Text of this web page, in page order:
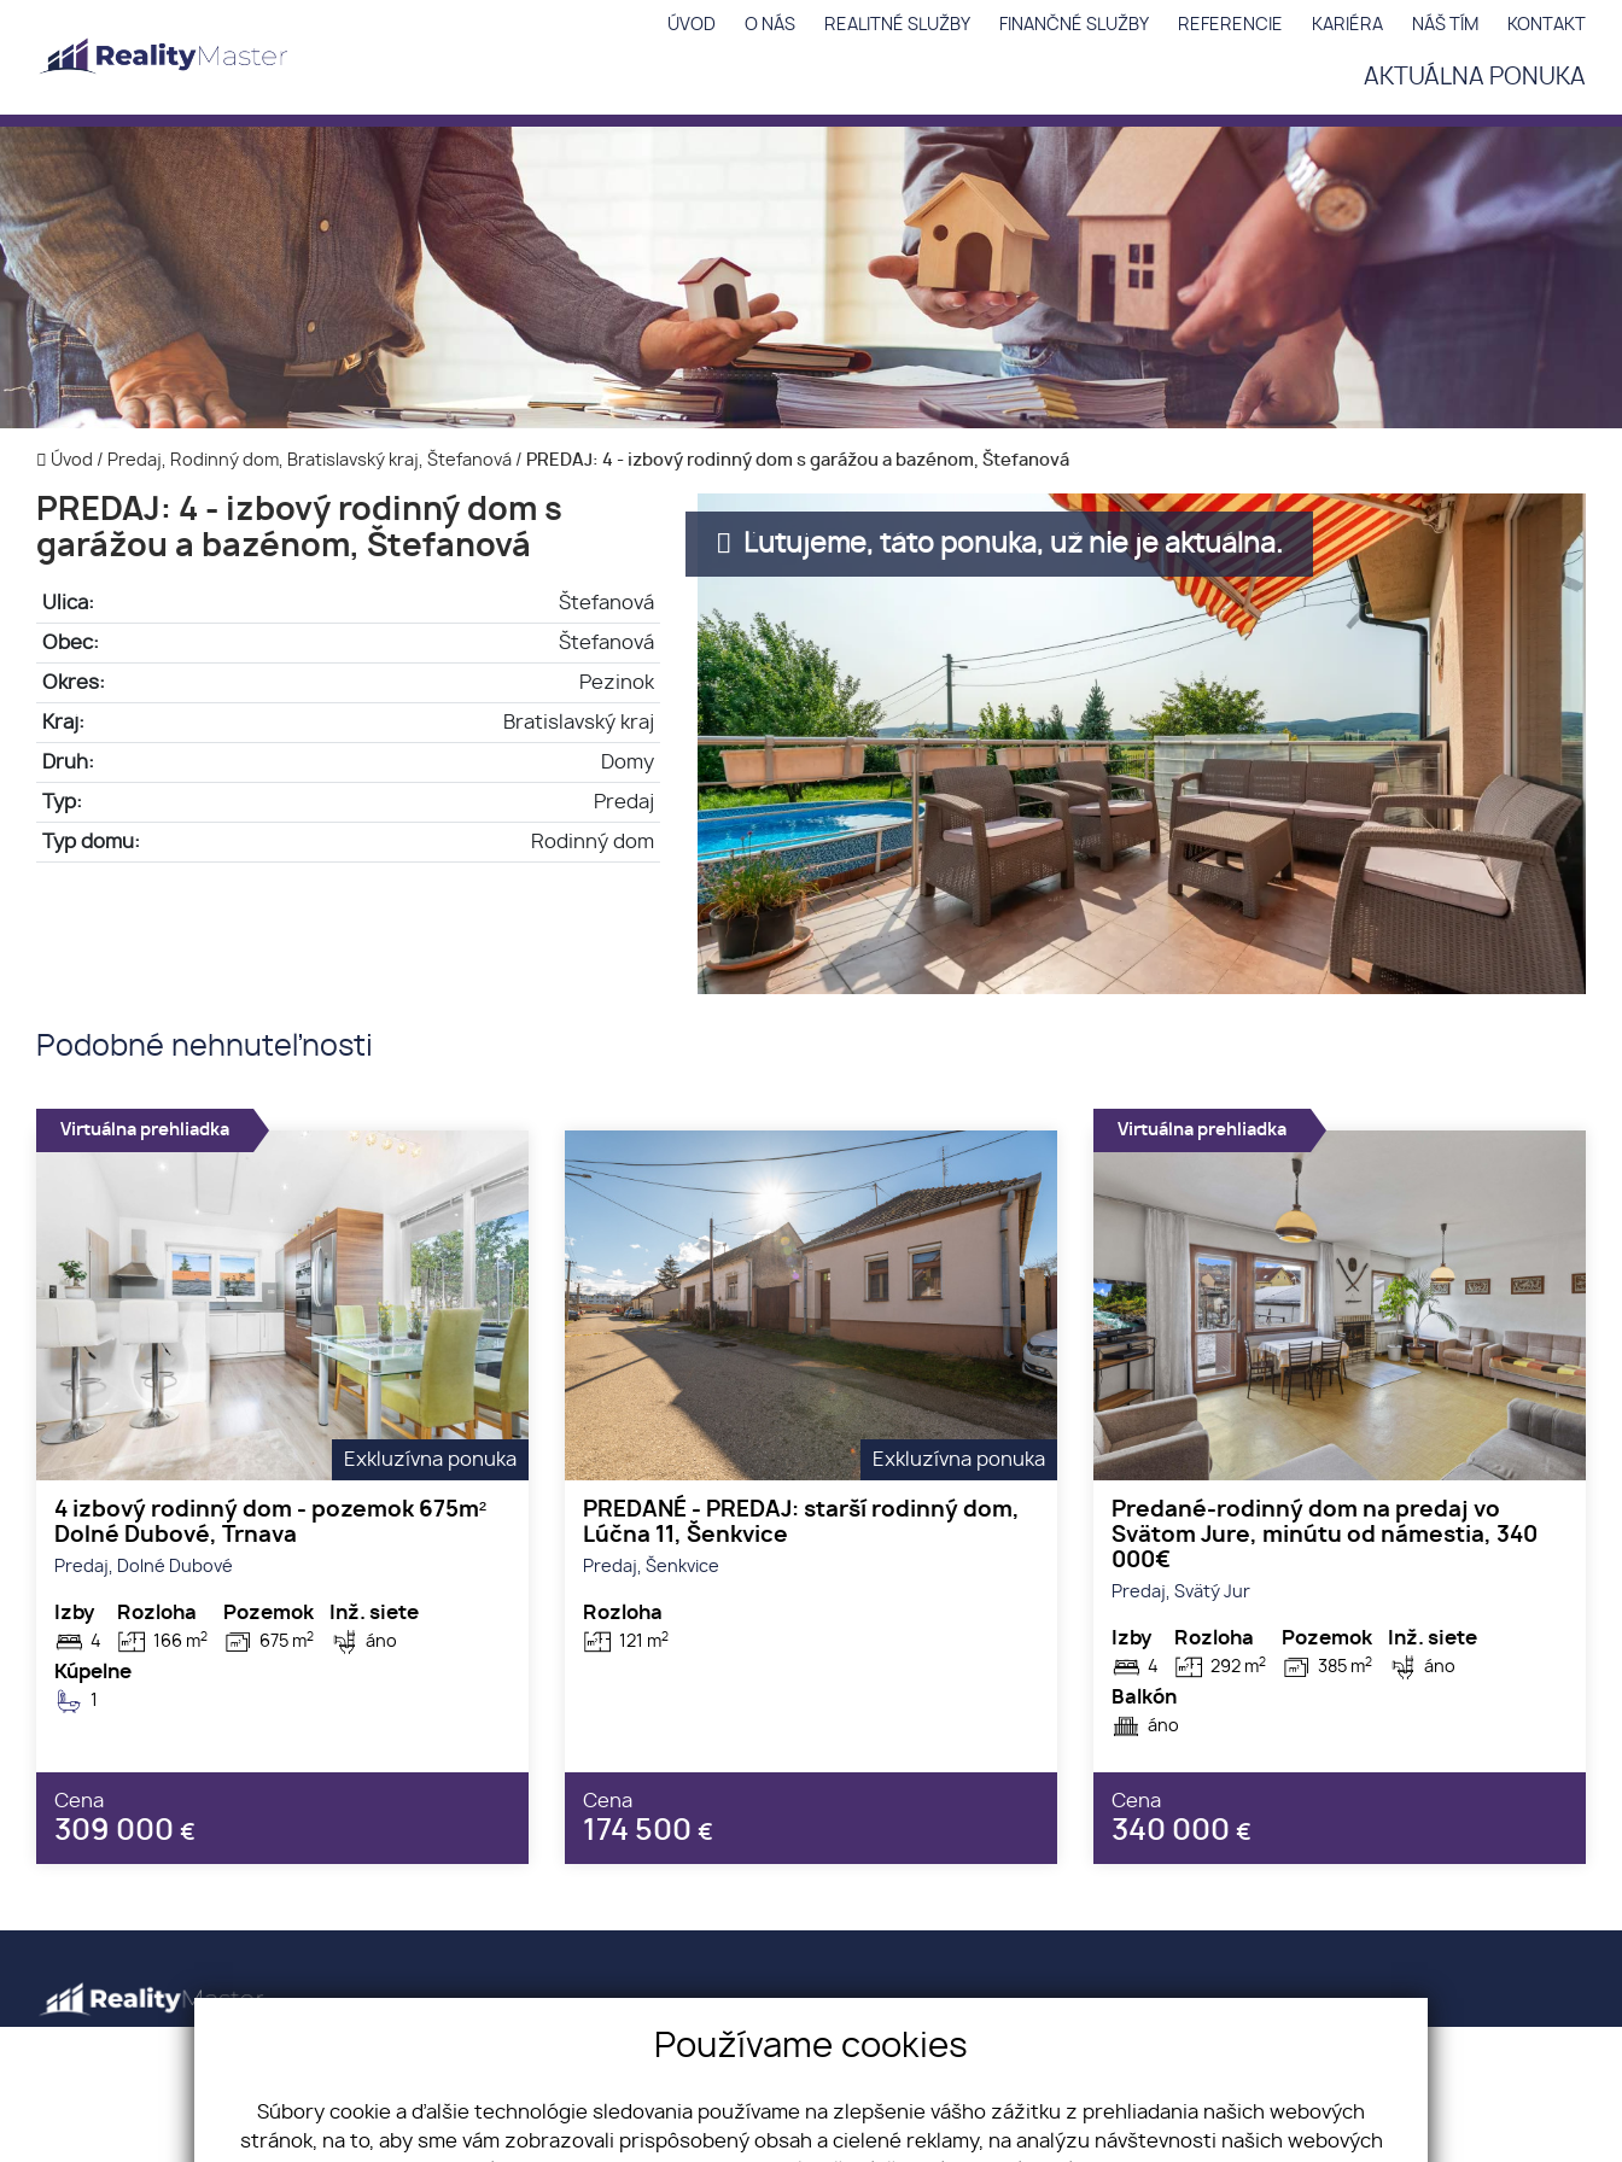
ÚVOD O NÁS REALITNÉ SLUŽBY FINANČNÉ SLUŽBY REFERENCIE KARIÉRA NÁŠ TÍM KONTAKT
AKTUÁLNA PONUKA
Úvod / Predaj, Rodinný dom, Bratislavský kraj, Štefanová / PREDAJ: 4 - izbový rodinný dom s garážou a bazénom, Štefanová
PREDAJ: 4 - izbový rodinný dom s
garážou a bazénom, Štefanová
Ulica: Štefanová
Obec: Štefanová
Okres: Pezinok
Kraj: Bratislavský kraj
Druh: Domy
Typ: Predaj
Typ domu: Rodinný dom
Ľutujeme, táto ponuka, už nie je aktuálna.
Podobné nehnuteľnosti
Exkluzívna ponuka
4 izbový rodinný dom - pozemok 675m²
Dolné Dubové, Trnava
Predaj, Dolné Dubové
Izby
4
Rozloha
166 m2
Pozemok
675 m2
Inž. siete
áno
Kúpelne
1
Cena
309 000 €
Virtuálna prehliadka
Exkluzívna ponuka
PREDANÉ - PREDAJ: starší rodinný dom,
Lúčna 11, Šenkvice
Predaj, Šenkvice
Rozloha
121 m2
Cena
174 500 €
Predané-rodinný dom na predaj vo
Svätom Jure, minútu od námestia, 340
000€
Predaj, Svätý Jur
Izby
4
Rozloha
292 m2
Pozemok
385 m2
Inž. siete
áno
Balkón
áno
Cena
340 000 €
Virtuálna prehliadka
Náš tím
Kontakt
+421 907 551 455
office@realitymaster.sk
Používame cookies
Súbory cookie a ďalšie technológie sledovania používame na zlepšenie vášho zážitku z prehliadania našich webových
stránok, na to, aby sme vám zobrazovali prispôsobený obsah a cielené reklamy, na analýzu návštevnosti našich webových